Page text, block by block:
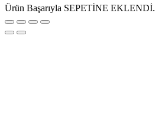
Ürün Başarıyla SEPETİNE EKLENDİ.